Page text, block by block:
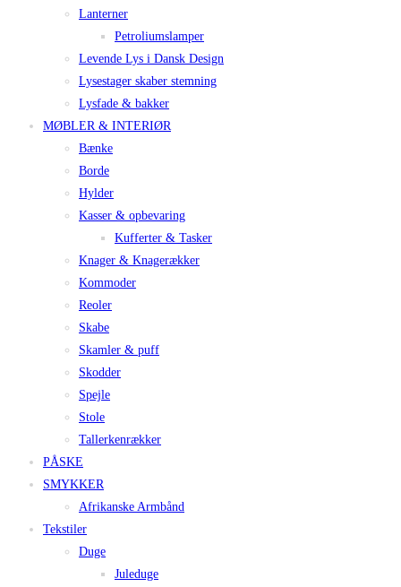
Lanterner
Petroliumslamper
Levende Lys i Dansk Design
Lysestager skaber stemning
Lysfade & bakker
MØBLER & INTERIØR
Bænke
Borde
Hylder
Kasser & opbevaring
Kufferter & Tasker
Knager & Knagerækker
Kommoder
Reoler
Skabe
Skamler & puff
Skodder
Spejle
Stole
Tallerkenrækker
PÅSKE
SMYKKER
Afrikanske Armbånd
Tekstiler
Duge
Juleduge